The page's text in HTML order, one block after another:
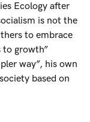
Ecology after
is not the
to embrace
to growth”
way”, his own
based on